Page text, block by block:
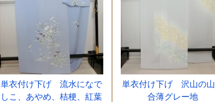
単衣付け下げ 流水になで
しこ、あやめ、桔梗、紅葉
単衣付け下げ 沢山の
合薄グレー地